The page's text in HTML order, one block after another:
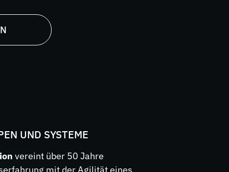
UND SYSTEME
vereint über 50 Jahre